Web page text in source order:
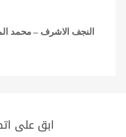
النجف الاشرف – محمد
ابق على